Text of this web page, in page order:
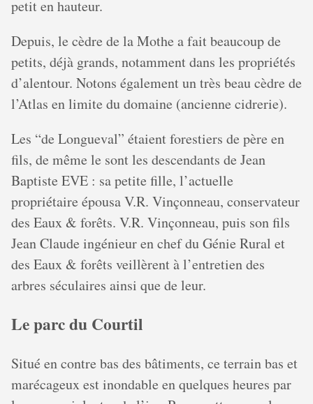
petit en hauteur.
Depuis, le cèdre de la Mothe a fait beaucoup de
petits, déjà grands, notamment dans les propriétés
d’alentour. Notons également un très beau cèdre de
l’Atlas en limite du domaine (ancienne cidrerie).
Les “de Longueval” étaient forestiers de père en
fils, de même le sont les descendants de Jean
Baptiste EVE : sa petite fille, l’actuelle
propriétaire épousa V.R. Vinçonneau, conservateur
des Eaux & forêts. V.R. Vinçonneau, puis son fils
Jean Claude ingénieur en chef du Génie Rural et
des Eaux & forêts veillèrent à l’entretien des
arbres séculaires ainsi que de leur.
Le parc du Courtil
Situé en contre bas des bâtiments, ce terrain bas et
marécageux est inondable en quelques heures par